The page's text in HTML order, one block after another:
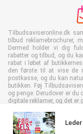
Tilbudsaviseronline.dk
tilbud reklamebrochurer,
Dermed holder vi dig
rabatter og tilbud, og du
rabat i løbet af
den første til at vise de
postkasse, og du kan
butikken. Føj
og penge. Derudover er
digitale reklamer, og det er